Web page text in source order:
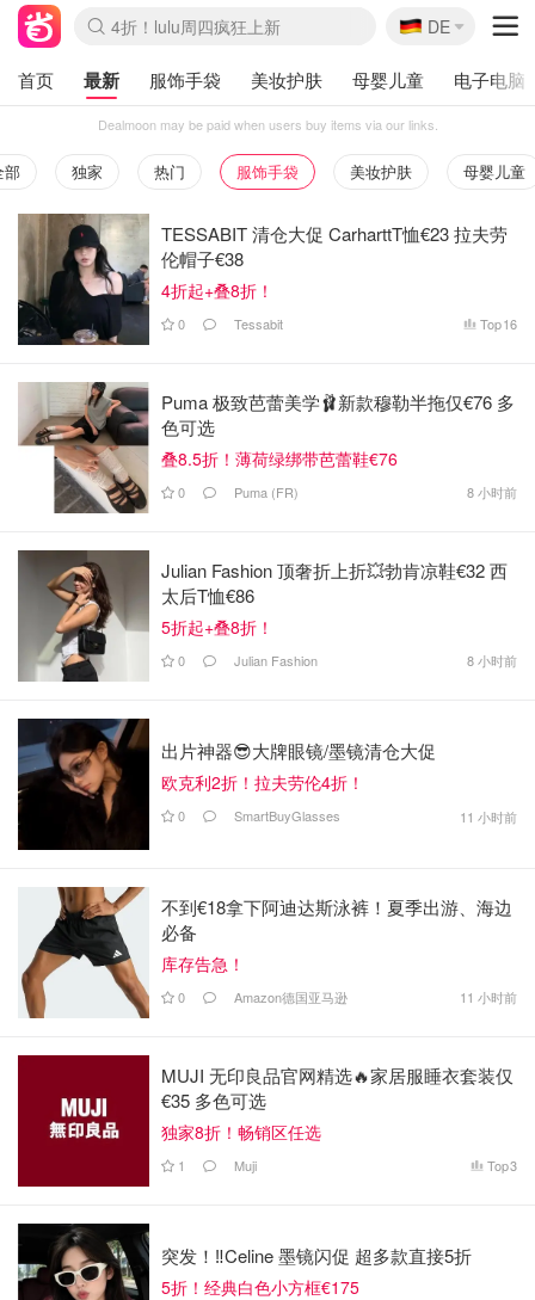
4折！lulu周四疯狂上新
还没结束！&OtherStories大促
🇩🇪
DE
首页 最新 服饰手袋 美妆护肤 母婴儿童 电子电脑
Dealmoon may be paid when users buy items via our links.
部 独家 热门 服饰手袋 美妆护肤 母婴儿童
TESSABIT 清仓大促 CarharttT恤€23 拉夫劳
伦帽子€38
4折起+叠8折！
0 Tessabit Top16
Puma 极致芭蕾美学🩰新款穆勒半拖仅€76 多
色可选
叠8.5折！薄荷绿绑带芭蕾鞋€76
0 Puma (FR) 8 小时前
Julian Fashion 顶奢折上折💥勃肯凉鞋€32 西
太后T恤€86
5折起+叠8折！
0 Julian Fashion 8 小时前
出片神器😎大牌眼镜/墨镜清仓大促
欧克利2折！拉夫劳伦4折！
0 SmartBuyGlasses 11 小时前
不到€18拿下阿迪达斯泳裤！夏季出游、海边
必备
库存告急！
0 Amazon德国亚马逊 11 小时前
MUJI 无印良品官网精选🔥家居服睡衣套装仅
€35 多色可选
独家8折！畅销区任选
1 Muji Top3
突发！‼️Celine 墨镜闪促 超多款直接5折
5折！经典白色小方框€175